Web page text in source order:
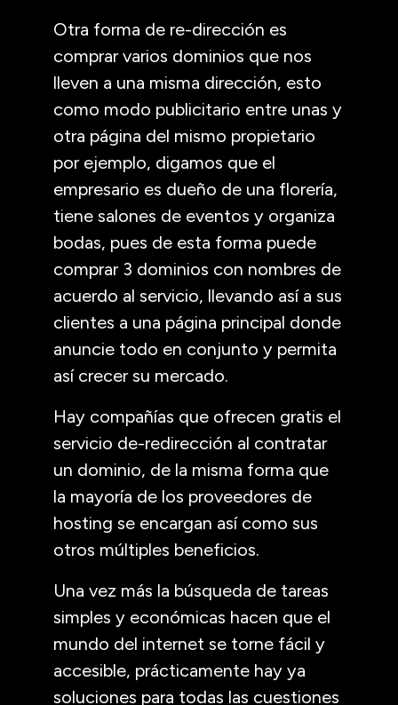
Otra forma de re-dirección es
comprar varios dominios que nos
lleven a una misma dirección, esto
como modo publicitario entre unas y
otra página del mismo propietario
por ejemplo, digamos que el
empresario es dueño de una florería,
tiene salones de eventos y organiza
bodas, pues de esta forma puede
comprar 3 dominios con nombres de
acuerdo al servicio, llevando así a sus
clientes a una página principal donde
anuncie todo en conjunto y permita
así crecer su mercado.
Hay compañías que ofrecen gratis el
servicio de-redirección al contratar
un dominio, de la misma forma que
la mayoría de los proveedores de
hosting se encargan así como sus
otros múltiples beneficios.
Una vez más la búsqueda de tareas
simples y económicas hacen que el
mundo del internet se torne fácil y
accesible, prácticamente hay ya
soluciones para todas las cuestiones